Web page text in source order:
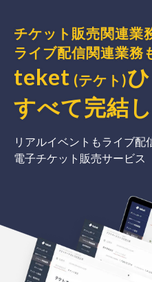
チケット販売関連業
ライブ配信関連業務
teket (テケト)
すべて完結
リアルイベントもライブ配
電子チケット販売サービス